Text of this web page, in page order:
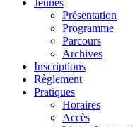
Présentation
Programme
Parcours
Archives
Inscriptions
Règlement
Pratiques
Horaires
Accès